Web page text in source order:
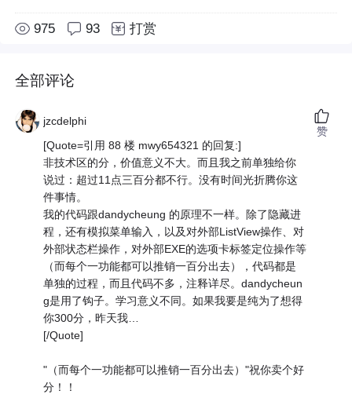
975 93 打赏
全部评论
jzcdelphi
[Quote=引用 88 楼 mwy654321 的回复:]
非技术区的分，价值意义不大。而且我之前单独给你
说过：超过11点三百分都不行。没有时间光折腾你这
件事情。
我的代码跟dandycheung 的原理不一样。除了隐藏进
程，还有模拟菜单输入，以及对外部ListView操作、对
外部状态栏操作，对外部EXE的选项卡标签定位操作等
（而每个一功能都可以推销一百分出去），代码都是
单独的过程，而且代码不多，注释详尽。dandycheun
g是用了钩子。学习意义不同。如果我要是纯为了想得
你300分，昨天我…
[/Quote]
"（而每个一功能都可以推销一百分出去）"祝你卖个好
分！！
赞